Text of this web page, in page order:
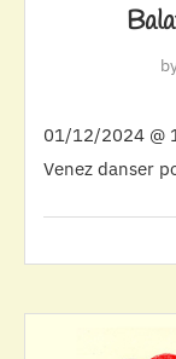
01/12/2024 @
Venez danser